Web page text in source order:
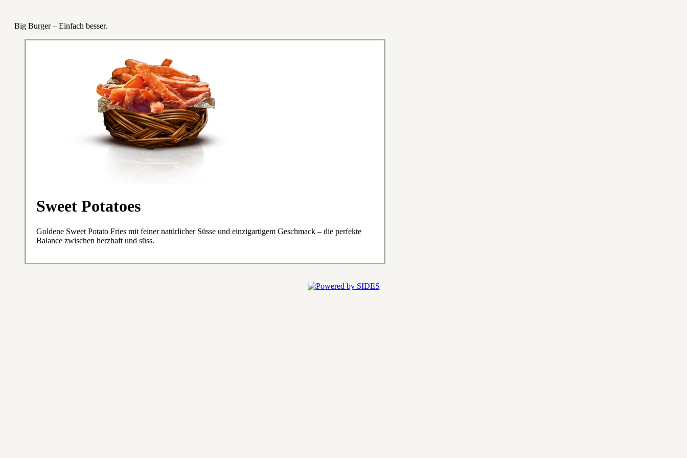
Big Burger – Einfach besser.
Sweet Potatoes
Goldene Sweet Potato Fries mit feiner natürlicher Süsse und einzigartigem Geschmack – die perfekte
Balance zwischen herzhaft und süss.